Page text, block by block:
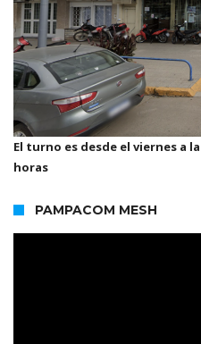
El turno es desde el viernes a
horas
PAMPACOM MESH